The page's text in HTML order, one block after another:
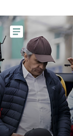
다. 스트로크가 더 정
이 들었다. 서두르면
었다.”(OBS, 10.9)
에게 7연속 패배를
한다. 대비책으로 수
분에 첫승을 거둘 땐 “